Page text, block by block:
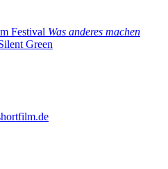
Festival Was anderes machen
Green